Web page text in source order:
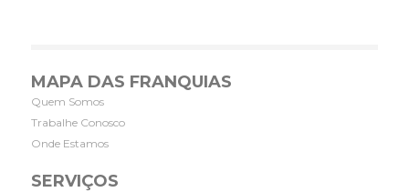
MAPA DAS FRANQUIAS
Quem Somos
Trabalhe Conosco
Onde Estamos
SERVIÇOS